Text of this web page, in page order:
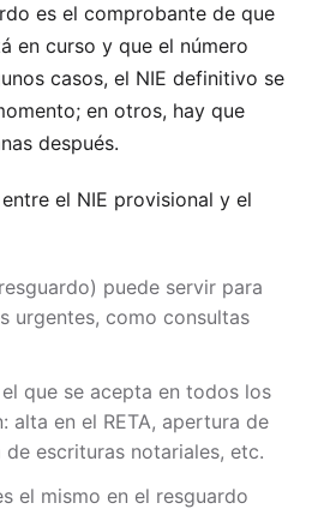
es el comprobante de que
en curso y que el número
casos, el NIE definitivo se
en otros, hay que
después.
el NIE provisional y el
puede servir para
urgentes, como consultas
que se acepta en todos los
alta en el RETA, apertura de
escrituras notariales, etc.
el mismo en el resguardo